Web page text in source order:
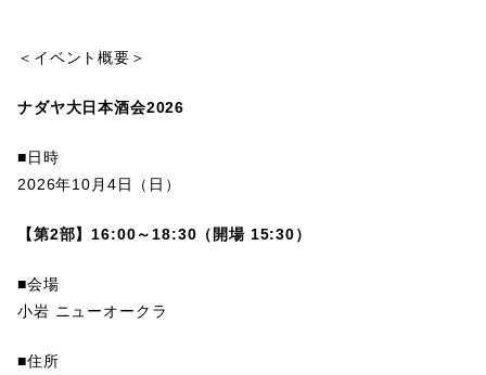
＜イベント概要＞
ナダヤ大日本酒会2026
■日時
2026年10月4日（日）
【第2部】16:00～18:30（開場 15:30）
■会場
小岩 ニューオークラ
■住所